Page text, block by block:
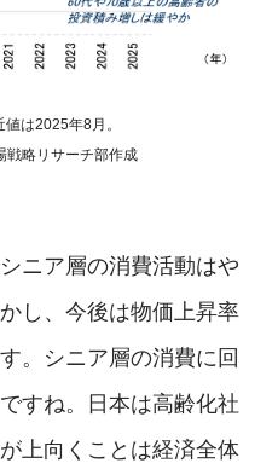
は2025年8月。
戦略リサーチ部作成
ニア層の消費活動はや
し、今後は物価上昇率
。シニア層の消費に回
すね。日本は高齢化社
上向くことは経済全体